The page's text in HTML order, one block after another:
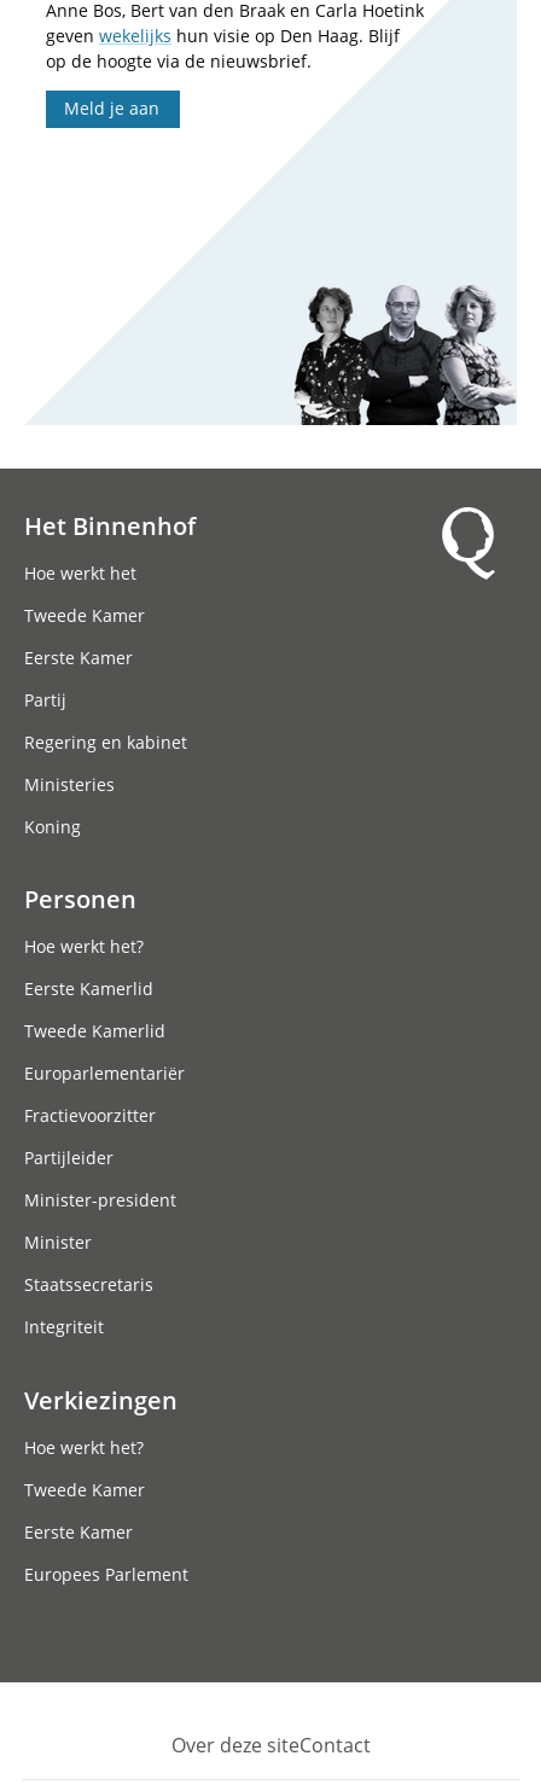
Anne Bos, Bert van den Braak en Carla Hoetink
geven wekelijks hun visie op Den Haag. Blijf
op de hoogte via de nieuwsbrief.
Meld je aan
Het Binnenhof
Hoe werkt het
Tweede Kamer
Eerste Kamer
Partij
Regering en kabinet
Ministeries
Koning
Personen
Hoe werkt het?
Eerste Kamerlid
Tweede Kamerlid
Europarlementariër
Fractievoorzitter
Partijleider
Minister-president
Minister
Staatssecretaris
Integriteit
Verkiezingen
Hoe werkt het?
Tweede Kamer
Eerste Kamer
Europees Parlement
Footer
Over deze siteContact